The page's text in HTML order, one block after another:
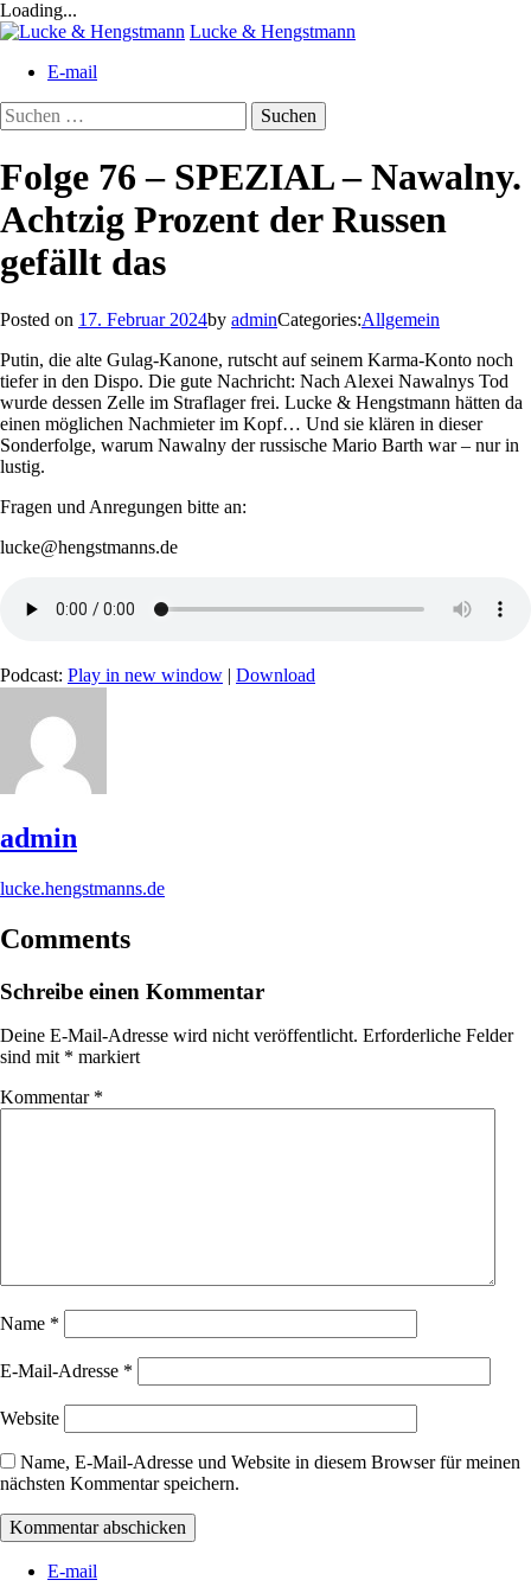
Loading...
Skip
content
Lucke & Hengstmann
E-mail
Suchen
nach:
Folge 76 – SPEZIAL – Nawalny.
Achtzig Prozent der Russen
gefällt das
Posted on 17. Februar 2024by adminCategories:Allgemein
Putin, die alte Gulag-Kanone, rutscht auf seinem Karma-Konto noch
tiefer in den Dispo. Die gute Nachricht: Nach Alexei Nawalnys Tod
wurde dessen Zelle im Straflager frei. Lucke & Hengstmann hätten da
einen möglichen Nachmieter im Kopf… Und sie klären in dieser
Sonderfolge, warum Nawalny der russische Mario Barth war – nur in
lustig.
Fragen und Anregungen bitte an:
lucke@hengstmanns.de
Podcast: Play in new window | Download
admin
lucke.hengstmanns.de
Comments
Schreibe einen Kommentar
Deine E-Mail-Adresse wird nicht veröffentlicht. Erforderliche Felder
sind mit * markiert
Kommentar *
Name *
E-Mail-Adresse *
Website
Name, E-Mail-Adresse und Website in diesem Browser für meinen
nächsten Kommentar speichern.
E-mail